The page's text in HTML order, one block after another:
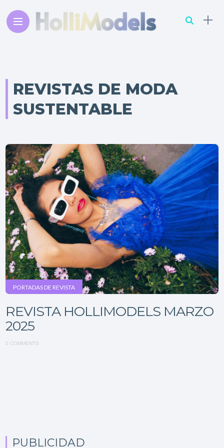
REVISTAS DE MODA
SUSTENTABLE
PORTADAS DE REVISTA
REVISTA HOLLIMODELS MARZO
2025
0 COMMENTS
PUBLICIDAD